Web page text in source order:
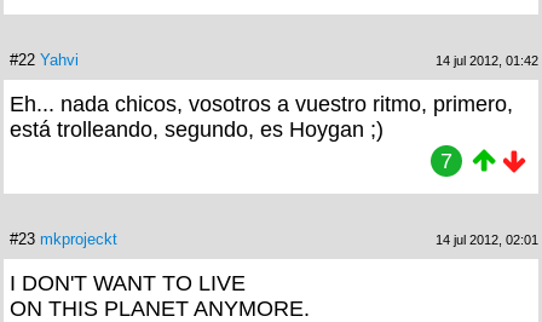
#22 Yahvi 14 jul 2012, 01:42
Eh... nada chicos, vosotros a vuestro ritmo, primero,
está trolleando, segundo, es Hoygan ;)
7
#23 mkprojeckt 14 jul 2012, 02:01
I DON'T WANT TO LIVE
ON THIS PLANET ANYMORE.